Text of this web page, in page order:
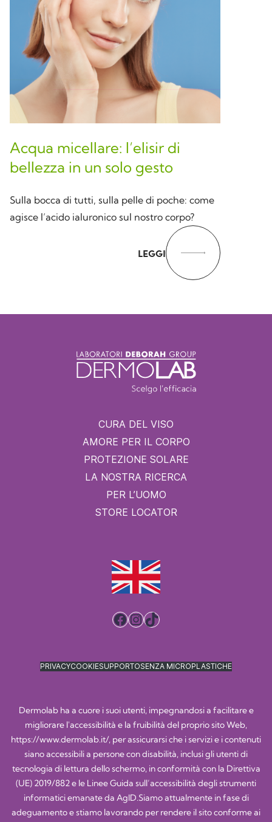
Acqua micellare: l’elisir di
bellezza in un solo gesto
Sulla bocca di tutti, sulla pelle di poche: come
agisce l’acido ialuronico sul nostro corpo?
LEGGI
CURA DEL VISO
AMORE PER IL CORPO
PROTEZIONE SOLARE
LA NOSTRA RICERCA
PER L’UOMO
STORE LOCATOR
Facebook
Instagram
TikTok
PRIVACYCOOKIESUPPORTOSENZA MICROPLASTICHE
Dermolab ha a cuore i suoi utenti, impegnandosi a facilitare e
migliorare l'accessibilità e la fruibilità del proprio sito Web,
https://www.dermolab.it/, per assicurarsi che i servizi e i contenuti
siano accessibili a persone con disabilità, inclusi gli utenti di
tecnologia di lettura dello schermo, in conformità con la Direttiva
(UE) 2019/882 e le Linee Guida sull’accessibilità degli strumenti
informatici emanate da AgID.Siamo attualmente in fase di
adeguamento e stiamo lavorando per rendere il sito conforme ai